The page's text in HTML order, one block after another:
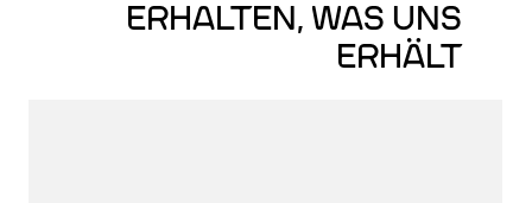
ERHALTEN, WAS UNS
ERHÄLT